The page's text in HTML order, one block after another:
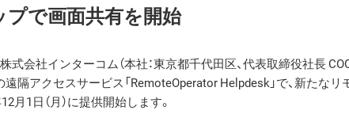
プで画面共有を開始
会社インターコム（本社：東京都千代田区、代表取締役社長
遠隔アクセスサービス「RemoteOperator Helpdesk」で、新たなリ
月1日（月）に提供開始します。